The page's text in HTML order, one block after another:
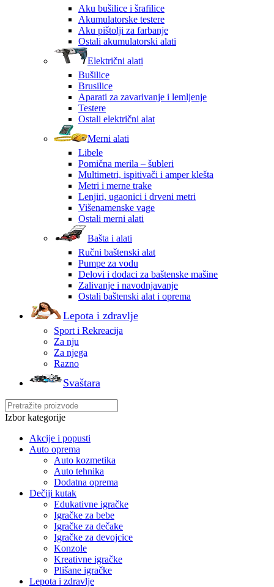
Aku bušilice i šrafilice
Akumulatorske testere
Aku pištolji za farbanje
Ostali akumulatorski alati
Električni alati
Bušilice
Brusilice
Aparati za zavarivanje i lemljenje
Testere
Ostali električni alat
Merni alati
Libele
Pomična merila – šubleri
Multimetri, ispitivači i amper klešta
Metri i merne trake
Lenjiri, ugaonici i drveni metri
Višenamenske vage
Ostali merni alati
Bašta i alati
Ručni baštenski alat
Pumpe za vodu
Delovi i dodaci za baštenske mašine
Zalivanje i navodnjavanje
Ostali baštenski alat i oprema
Lepota i zdravlje
Sport i Rekreacija
Za nju
Za njega
Razno
Svaštara
Izbor kategorije
Akcije i popusti
Auto oprema
Auto kozmetika
Auto tehnika
Dodatna oprema
Dečiji kutak
Edukativne igračke
Igračke za bebe
Igračke za dečake
Igračke za devojcice
Konzole
Kreativne igračke
Plišane igračke
Lepota i zdravlje